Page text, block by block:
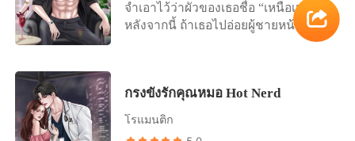
จำเอาไว้ว่าผัวของเธอชื่อ “เหนือเมฆ”
หลังจากนี้ ถ้าเธอไปอ่อยผู้ชายหน้าไหน
กรงขังรักคุณหมอ Hot Nerd
โรแมนติก